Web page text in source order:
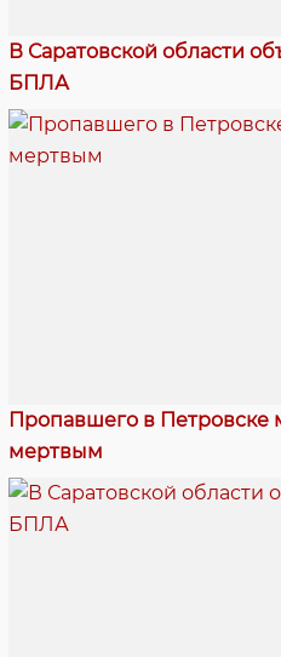
В Саратовской области
БПЛА
Пропавшего в
мертвым